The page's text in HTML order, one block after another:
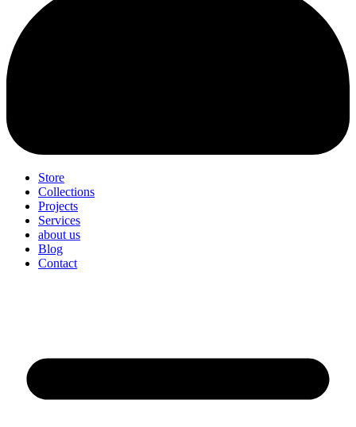
Store
Collections
Projects
Services
about us
Blog
Contact